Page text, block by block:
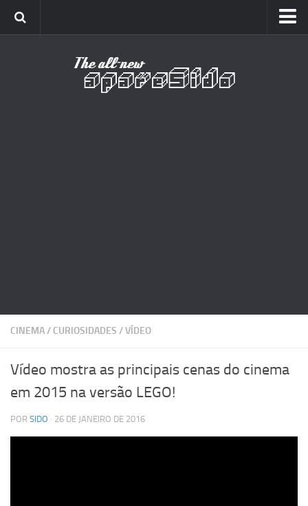
CINEMA/ CURIOSIDADES /VÍDEO
Vídeo mostra as principais cenas do cinema
em 2015 na versão LEGO!
POR SIDO · 26 DE JANEIRO DE 2016